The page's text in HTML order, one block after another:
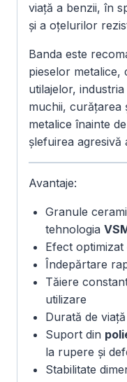
viață a benzii, în
și a oțelurilor
Banda este
pieselor metalice,
utilajelor,
muchii, curățarea
metalice înainte
șlefuirea agresivă
Avantaje:
Granule
tehnologia
Efect
Îndepărtare
Tăiere
utilizare
Durată de
Suport din
la rupere și
Stabilitate